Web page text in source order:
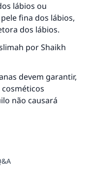
lábios ou
fina dos lábios,
dos lábios.
por Shaikh
devem garantir,
não causará